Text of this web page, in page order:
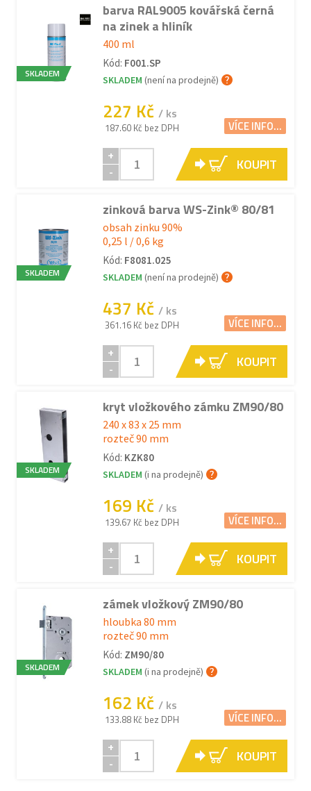
SKLADEM
barva RAL9005 kovářská černá
na zinek a hliník
400 ml
Kód: F001.SP
SKLADEM (není na prodejně)
227 Kč / ks
187.60 Kč bez DPH VÍCE INFO...
+
-
KOUPIT
SKLADEM
zinková barva WS-Zink® 80/81
obsah zinku 90%
0,25 l / 0,6 kg
Kód: F8081.025
SKLADEM (není na prodejně)
437 Kč / ks
361.16 Kč bez DPH VÍCE INFO...
+
-
KOUPIT
SKLADEM
kryt vložkového zámku ZM90/80
240 x 83 x 25 mm
rozteč 90 mm
Kód: KZK80
SKLADEM (i na prodejně)
169 Kč / ks
139.67 Kč bez DPH VÍCE INFO...
+
-
KOUPIT
SKLADEM
zámek vložkový ZM90/80
hloubka 80 mm
rozteč 90 mm
Kód: ZM90/80
SKLADEM (i na prodejně)
162 Kč / ks
133.88 Kč bez DPH VÍCE INFO...
+
-
KOUPIT